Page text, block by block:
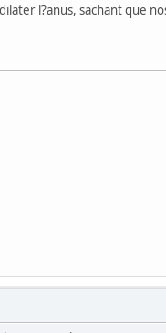
l?anus, sachant que